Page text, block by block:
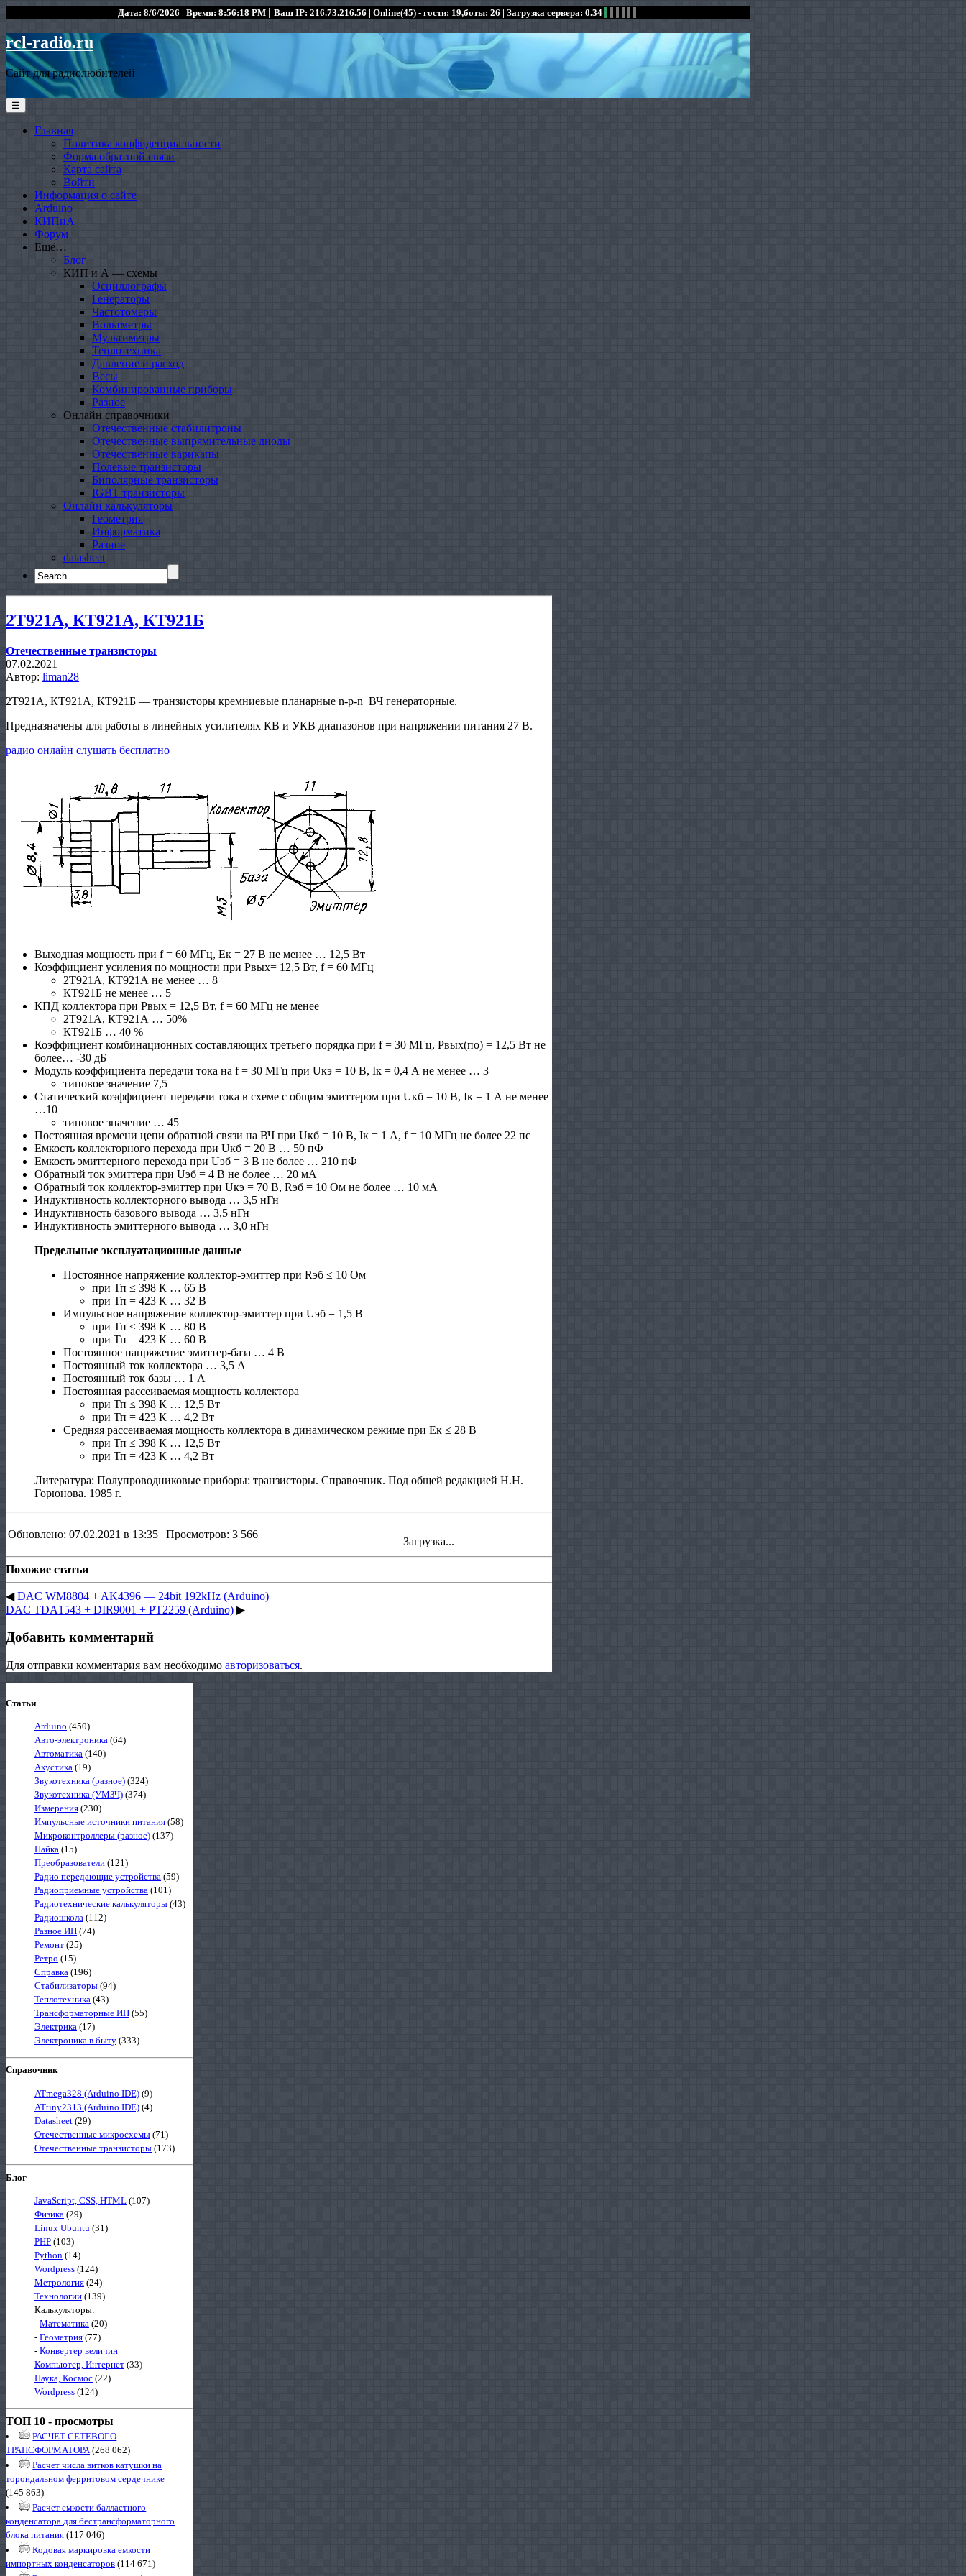
Дата: 8/6/2026 | Время: 8:56:18 PM | Ваш IP: 216.73.216.56 | Online(45) - гости: 19,боты: 26 | Загрузка сервера: 0.34
rcl-radio.ru
Сайт для радиолюбителей
☰
Главная
Политика конфиденциальности
Форма обратной связи
Карта сайта
Войти
Информация о сайте
Arduino
КИПиА
Форум
Ещё…
Блог
КИП и А — схемы
Осциллографы
Генераторы
Частотомеры
Вольтметры
Мультиметры
Теплотехника
Давление и расход
Весы
Комбинированные приборы
Разное
Онлайн справочники
Отечественные стабилитроны
Отечественные выпрямительные диоды
Отечественные варикапы
Полевые транзисторы
Биполярные транзисторы
IGBT транзисторы
Онлайн калькуляторы
Геометрия
Информатика
Разное
datasheet
Search
for:
2Т921А, КТ921А, КТ921Б
Отечественные транзисторы
07.02.2021
Автор: liman28
2Т921А, КТ921А, КТ921Б — транзисторы кремниевые планарные n-p-n ВЧ генераторные.
Предназначены для работы в линейных усилителях КВ и УКВ диапазонов при напряжении питания 27 В.
радио онлайн слушать бесплатно
Выходная мощность при f = 60 МГц, Ек = 27 В не менее … 12,5 Вт
Коэффициент усиления по мощности при Рвых= 12,5 Вт, f = 60 МГц
2Т921А, КТ921А не менее … 8
КТ921Б не менее … 5
КПД коллектора при Рвых = 12,5 Вт, f = 60 МГц не менее
2Т921А, КТ921А … 50%
КТ921Б … 40 %
Коэффициент комбинационных составляющих третьего порядка при f = 30 МГц, Рвых(по) = 12,5 Вт не
более… -30 дБ
Модуль коэффициента передачи тока на f = 30 МГц при Uкэ = 10 В, Iк = 0,4 А не менее … 3
типовое значение 7,5
Статический коэффициент передачи тока в схеме с общим эмиттером при Uкб = 10 В, Iк = 1 А не менее
…10
типовое значение … 45
Постоянная времени цепи обратной связи на ВЧ при Uкб = 10 В, Iк = 1 А, f = 10 МГц не более 22 пс
Емкость коллекторного перехода при Uкб = 20 В … 50 пФ
Емкость эмиттерного перехода при Uэб = 3 В не более … 210 пФ
Обратный ток эмиттера при Uэб = 4 В не более … 20 мА
Обратный ток коллектор-эмиттер при Uкэ = 70 В, Rэб = 10 Ом не более … 10 мА
Индуктивность коллекторного вывода … 3,5 нГн
Индуктивность базового вывода … 3,5 нГн
Индуктивность эмиттерного вывода … 3,0 нГн
Предельные эксплуатационные данные
Постоянное напряжение коллектор-эмиттер при Rэб ≤ 10 Ом
при Тп ≤ 398 К … 65 В
при Тп = 423 К … 32 В
Импульсное напряжение коллектор-эмиттер при Uэб = 1,5 В
при Тп ≤ 398 К … 80 В
при Тп = 423 К … 60 В
Постоянное напряжение эмиттер-база … 4 В
Постоянный ток коллектора … 3,5 А
Постоянный ток базы … 1 А
Постоянная рассеиваемая мощность коллектора
при Тп ≤ 398 К … 12,5 Вт
при Тп = 423 К … 4,2 Вт
Средняя рассеиваемая мощность коллектора в динамическом режиме при Ек ≤ 28 В
при Тп ≤ 398 К … 12,5 Вт
при Тп = 423 К … 4,2 Вт
Литература: Полупроводниковые приборы: транзисторы. Справочник. Под общей редакцией Н.Н.
Горюнова. 1985 г.
Обновлено: 07.02.2021 в 13:35 | Просмотров: 3 566
Загрузка...
Похожие статьи
◀DAC WM8804 + AK4396 — 24bit 192kHz (Arduino)
DAC TDA1543 + DIR9001 + PT2259 (Arduino) ▶
Добавить комментарий
Для отправки комментария вам необходимо авторизоваться.
Статьи
Arduino (450)
Авто-электроника (64)
Автоматика (140)
Акустика (19)
Звукотехника (разное) (324)
Звукотехника (УМЗЧ) (374)
Измерения (230)
Импульсные источники питания (58)
Микроконтроллеры (разное) (137)
Пайка (15)
Преобразователи (121)
Радио передающие устройства (59)
Радиоприемные устройства (101)
Радиотехнические калькуляторы (43)
Радиошкола (112)
Разное ИП (74)
Ремонт (25)
Ретро (15)
Справка (196)
Стабилизаторы (94)
Теплотехника (43)
Трансформаторные ИП (55)
Электрика (17)
Электроника в быту (333)
Справочник
ATmega328 (Arduino IDE) (9)
ATtiny2313 (Arduino IDE) (4)
Datasheet (29)
Отечественные микросхемы (71)
Отечественные транзисторы (173)
Блог
JavaScript, CSS, HTML (107)
Физика (29)
Linux Ubuntu (31)
PHP (103)
Python (14)
Wordpress (124)
Метрология (24)
Технологии (139)
Калькуляторы:
- Математика (20)
- Геометрия (77)
- Конвертер величин
Компьютер, Интернет (33)
Наука, Космос (22)
Wordpress (124)
ТОП 10 - просмотры
РАСЧЕТ СЕТЕВОГО
ТРАНСФОРМАТОРА(268 062)
Расчет числа витков катушки на
тороидальном ферритовом сердечнике
(145 863)
Расчет емкости балластного
конденсатора для бестрансформаторного
блока питания (117 046)
Кодовая маркировка емкости
импортных конденсаторов (114 671)